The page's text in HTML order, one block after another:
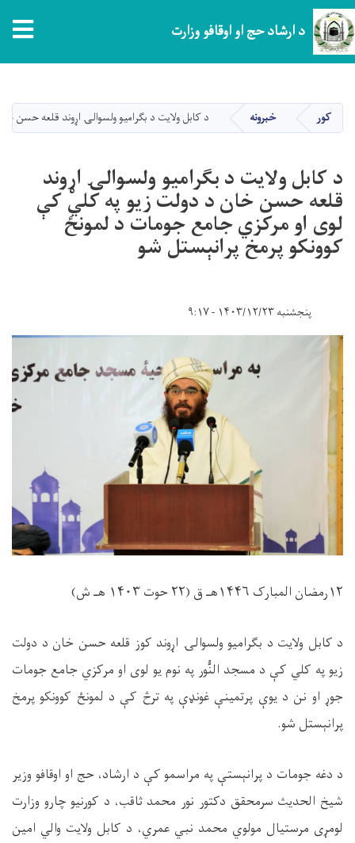
دانګل
د ارشاد حج او اوقافو وزارت
کور خبرونه د کابل ولایت د بګرامیو ولسوالۍ اړوند قلعه
د کابل ولایت د بګرامیو ولسوالۍ اړوند
قلعه حسن خان د دولت زیو په کلي کې
لوی او مرکزي جامع جومات د لمونځ
کوونکو پرمخ پرانېستل شو
پنجشنبه ۱۴۰۳/۱۲/۲۳ - ۹:۱۷
۱۲رمضان المبارک ۱۴۴۶هـ ق (۲۲ حوت ۱۴۰۳ هـ ش)
د کابل ولایت د بګرامیو ولسوالۍ اړوند کوز قلعه حسن خان د دولت
زیو په کلي کې د مسجد النُّور په نوم یو لوی او مرکزي جامع جومات
جوړ او نن د یوې پرتمینې غونډې په ترڅ کې د لمونځ کوونکو پرمخ
پرانېستل شو.
د دغه جومات د پرانېستې په مراسمو کې د ارشاد، حج او اوقافو وزیر
شیخ الحدیث سرمحقق دکتور نور محمد ثاقب، د کورنیو چارو وزارت
لومړی مرستیال مولوي محمد نبي عمري، د کابل ولایت والي امین